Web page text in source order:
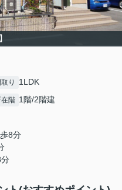
り 1LDK
在階 1階/2階建
8分
分